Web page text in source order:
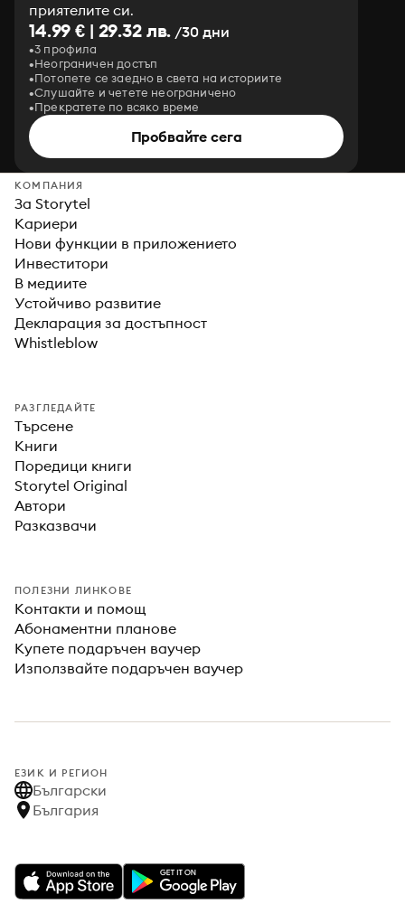
приятелите си.
14.99 € | 29.32 лв. /30 дни
3 профила
Неограничен достъп
Потопете се заедно в света на историите
Слушайте и четете неограничено
Прекратете по всяко време
Пробвайте сега
КОМПАНИЯ
За Storytel
Кариери
Нови функции в приложението
Инвеститори
В медиите
Устойчиво развитие
Декларация за достъпност
Whistleblow
РАЗГЛЕДАЙТЕ
Търсене
Книги
Поредици книги
Storytel Original
Автори
Разказвачи
ПОЛЕЗНИ ЛИНКОВЕ
Контакти и помощ
Абонаментни планове
Купете подаръчен ваучер
Използвайте подаръчен ваучер
ЕЗИК И РЕГИОН
Български
България